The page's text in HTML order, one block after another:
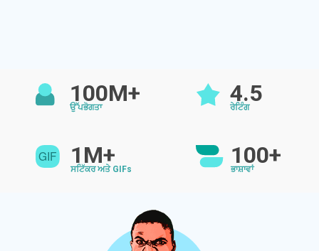
100M+
ਉੱਪਭੋਗਤਾ
4.5
ਰੇਟਿੰਗ
1M+
ਸਟਿੱਕਰ ਅਤੇ GIFs
100+
ਭਾਸ਼ਾਵਾਂ